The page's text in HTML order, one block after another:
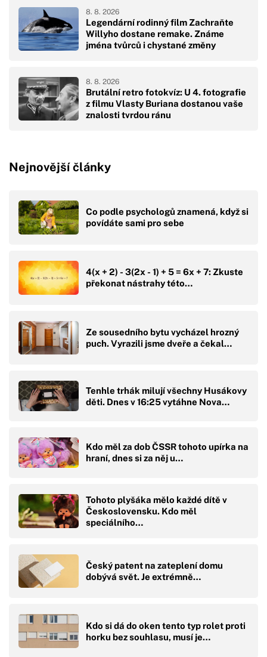
Legendární rodinný film Zachraňte
Willyho dostane remake. Známe
jména tvůrců i chystané změny
8. 8. 2026
Brutální retro fotokvíz: U 4. fotografie
z filmu Vlasty Buriana dostanou vaše
znalosti tvrdou ránu
8. 8. 2026
Nejnovější články
Co podle psychologů znamená, když si
povídáte sami pro sebe
4(x + 2) - 3(2x - 1) + 5 = 6x + 7: Zkuste
překonat nástrahy této…
Ze sousedního bytu vycházel hrozný
puch. Vyrazili jsme dveře a čekal…
Tenhle trhák milují všechny Husákovy
děti. Dnes v 16:25 vytáhne Nova…
Kdo měl za dob ČSSR tohoto upírka na
hraní, dnes si za něj u…
Tohoto plyšáka mělo každé dítě v
Československu. Kdo měl
speciálního…
Český patent na zateplení domu
dobývá svět. Je extrémně…
Kdo si dá do oken tento typ rolet proti
horku bez souhlasu, musí je…